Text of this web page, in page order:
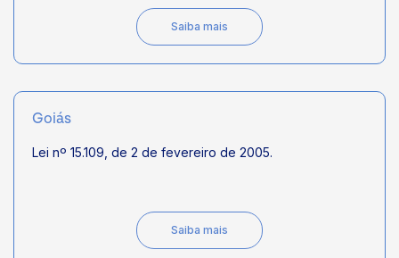
Saiba mais
Goiás
Lei nº 15.109, de 2 de fevereiro de 2005.
Saiba mais